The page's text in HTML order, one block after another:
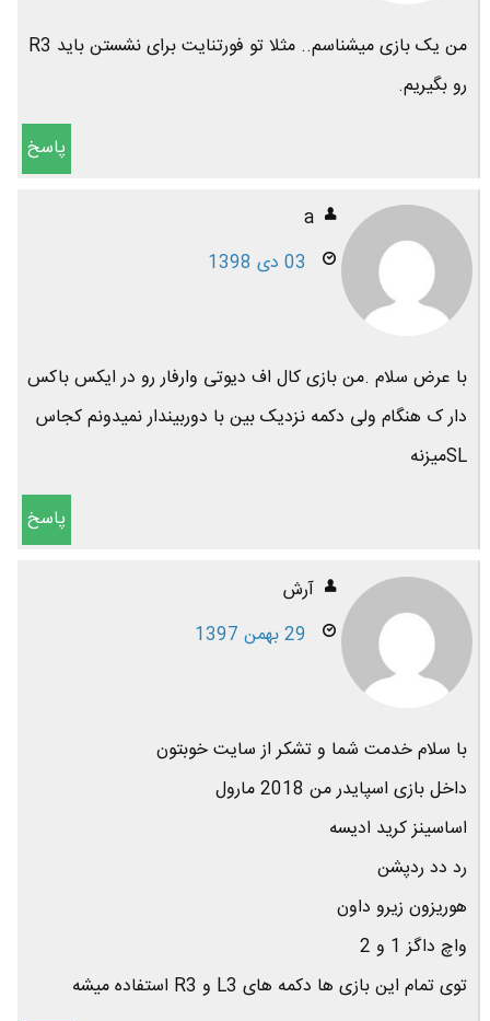
من یک بازی میشناسم.. مثلا تو فورتنایت برای نشستن باید R3
رو بگیریم.
پاسخ
a
03 دی 1398
با عرض سلام .من بازی کال اف دیوتی وارفار رو در ایکس باکس
دار ک هنگام ولی دکمه نزدیک بین با دوربیندار نمیدونم کجاس
SLمیزنه
پاسخ
آرش
29 بهمن 1397
با سلام خدمت شما و تشکر از سایت خوبتون
داخل بازی اسپایدر من 2018 مارول
اساسینز کرید ادیسه
رد دد ردپشن
هوریزون زیرو داون
واچ داگز 1 و 2
توی تمام این بازی ها دکمه های L3 و R3 استفاده میشه